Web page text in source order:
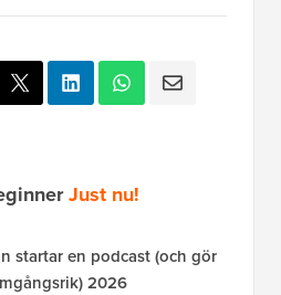
Just nu!
startar en podcast (och gör
2026